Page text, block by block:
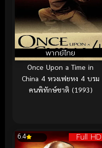
พากย์ไทย
Once Upon a Time in
China 4 หวงเฟยหง 4 บรม
คนพิทักษ์ชาติ (1993)
Full HD
6.4